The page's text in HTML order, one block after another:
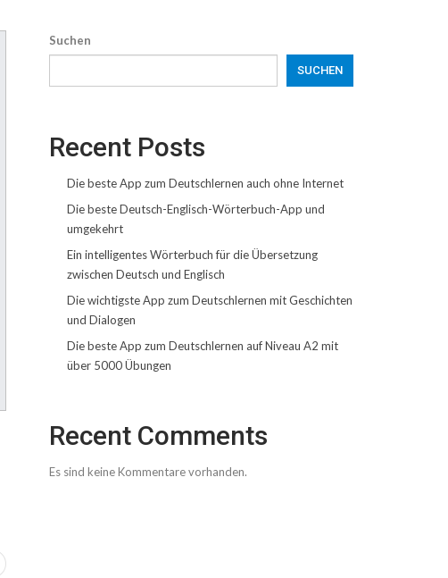
Suchen
SUCHEN
Recent Posts
Die beste App zum Deutschlernen auch ohne Internet
Die beste Deutsch-Englisch-Wörterbuch-App und
umgekehrt
Ein intelligentes Wörterbuch für die Übersetzung
zwischen Deutsch und Englisch
Die wichtigste App zum Deutschlernen mit Geschichten
und Dialogen
Die beste App zum Deutschlernen auf Niveau A2 mit
über 5000 Übungen
Recent Comments
Es sind keine Kommentare vorhanden.